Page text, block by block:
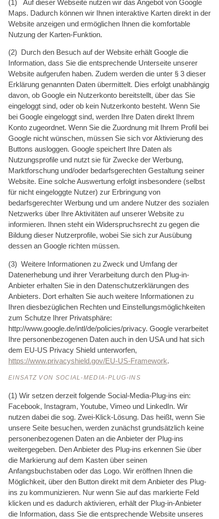
(1) Auf dieser Webseite nutzen wir das Angebot von Google
Maps. Dadurch können wir Ihnen interaktive Karten direkt in der
Website anzeigen und ermöglichen Ihnen die komfortable
Nutzung der Karten-Funktion.
(2) Durch den Besuch auf der Website erhält Google die
Information, dass Sie die entsprechende Unterseite unserer
Website aufgerufen haben. Zudem werden die unter § 3 dieser
Erklärung genannten Daten übermittelt. Dies erfolgt unabhängig
davon, ob Google ein Nutzerkonto bereitstellt, über das Sie
eingeloggt sind, oder ob kein Nutzerkonto besteht. Wenn Sie
bei Google eingeloggt sind, werden Ihre Daten direkt Ihrem
Konto zugeordnet. Wenn Sie die Zuordnung mit Ihrem Profil bei
Google nicht wünschen, müssen Sie sich vor Aktivierung des
Buttons ausloggen. Google speichert Ihre Daten als
Nutzungsprofile und nutzt sie für Zwecke der Werbung,
Marktforschung und/oder bedarfsgerechten Gestaltung seiner
Website. Eine solche Auswertung erfolgt insbesondere (selbst
für nicht eingeloggte Nutzer) zur Erbringung von
bedarfsgerechter Werbung und um andere Nutzer des sozialen
Netzwerks über Ihre Aktivitäten auf unserer Website zu
informieren. Ihnen steht ein Widerspruchsrecht zu gegen die
Bildung dieser Nutzerprofile, wobei Sie sich zur Ausübung
dessen an Google richten müssen.
(3) Weitere Informationen zu Zweck und Umfang der
Datenerhebung und ihrer Verarbeitung durch den Plug-in-
Anbieter erhalten Sie in den Datenschutzerklärungen des
Anbieters. Dort erhalten Sie auch weitere Informationen zu
Ihren diesbezüglichen Rechten und Einstellungsmöglichkeiten
zum Schutze Ihrer Privatsphäre:
http://www.google.de/intl/de/policies/privacy. Google verarbeitet
Ihre personenbezogenen Daten auch in den USA und hat sich
dem EU-US Privacy Shield unterworfen,
https://www.privacyshield.gov/EU-US-Framework.
EINSATZ VON SOCIAL-MEDIA-PLUG-INS
(1) Wir setzen derzeit folgende Social-Media-Plug-ins ein:
Facebook, Instagram, Youtube, Vimeo und LinkedIn. Wir
nutzen dabei die sog. Zwei-Klick-Lösung. Das heißt, wenn Sie
unsere Seite besuchen, werden zunächst grundsätzlich keine
personenbezogenen Daten an die Anbieter der Plug-ins
weitergegeben. Den Anbieter des Plug-ins erkennen Sie über
die Markierung auf dem Kasten über seinen
Anfangsbuchstaben oder das Logo. Wir eröffnen Ihnen die
Möglichkeit, über den Button direkt mit dem Anbieter des Plug-
ins zu kommunizieren. Nur wenn Sie auf das markierte Feld
klicken und es dadurch aktivieren, erhält der Plug-in-Anbieter
die Information, dass Sie die entsprechende Website unseres